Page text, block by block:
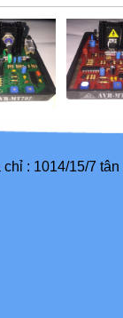
: 1014/15/7 tân